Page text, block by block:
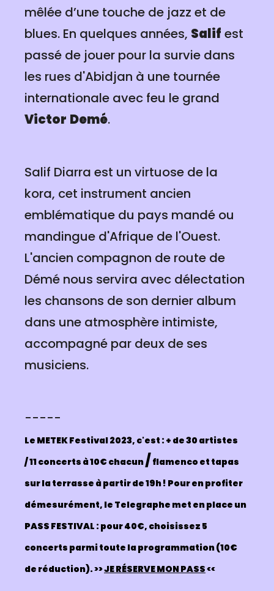
mêlée d’une touche de jazz et de
blues. En quelques années, Salif est
passé de jouer pour la survie dans
les rues d'Abidjan à une tournée
internationale avec feu le grand
Victor Demé.
Salif Diarra est un virtuose de la
kora, cet instrument ancien
emblématique du pays mandé ou
mandingue d'Afrique de l'Ouest.
L'ancien compagnon de route de
Démé nous servira avec délectation
les chansons de son dernier album
dans une atmosphère intimiste,
accompagné par deux de ses
musiciens.
-----
Le METEK Festival 2023, c'est :+ de 30 artistes
/ 11 concerts à 10€ chacun/ flamenco et tapas
sur la terrasse à partir de 19h ! Pour en profiter
démesurément, le Telegraphe met en place un
PASS FESTIVAL : pour 40€, choisissez 5
concerts parmi toute la programmation (10€
de réduction).>>JE RÉSERVE MON PASS<<